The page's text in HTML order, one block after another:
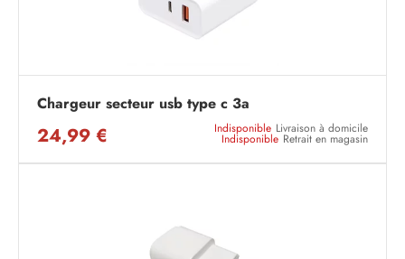
Chargeur secteur usb type c 3a
24,99 € Indisponible Livraison à domicile
Indisponible Retrait en magasin